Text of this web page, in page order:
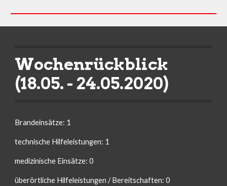
Wochenrückblick
(18.05. - 24.05.2020)
Brandeinsätze: 1
technische Hilfeleistungen: 1
medizinische Einsätze: 0
überörtliche Hilfeleistungen / Bereitschaften: 0